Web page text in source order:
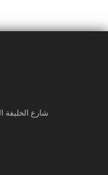
شارع الخليفة